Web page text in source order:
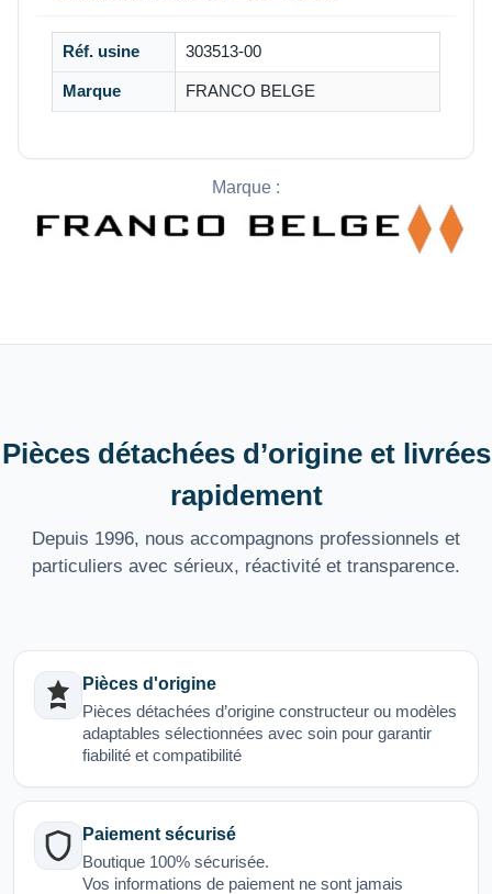
Réf. usine 303513-00
Marque FRANCO BELGE
Marque :
Pièces détachées d’origine et livrées
rapidement
Depuis 1996, nous accompagnons professionnels et
particuliers avec sérieux, réactivité et transparence.
Pièces d'origine
Pièces détachées d’origine constructeur ou modèles
adaptables sélectionnées avec soin pour garantir
fiabilité et compatibilité
Paiement sécurisé
Boutique 100% sécurisée.
Vos informations de paiement ne sont jamais